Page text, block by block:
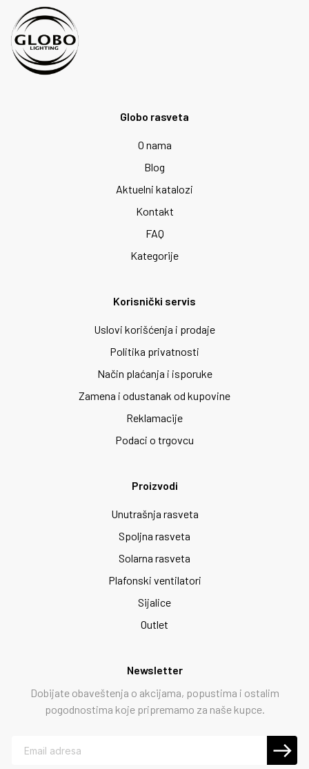
Globo rasveta
O nama
Blog
Aktuelni katalozi
Kontakt
FAQ
Kategorije
Korisnički servis
Uslovi korišćenja i prodaje
Politika privatnosti
Način plaćanja i isporuke
Zamena i odustanak od kupovine
Reklamacije
Podaci o trgovcu
Proizvodi
Unutrašnja rasveta
Spoljna rasveta
Solarna rasveta
Plafonski ventilatori
Sijalice
Outlet
Newsletter
Dobijate obaveštenja o akcijama, popustima i ostalim
pogodnostima koje pripremamo za naše kupce.